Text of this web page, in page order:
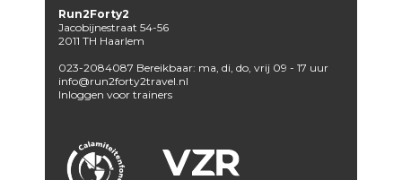
Run2Forty2
Jacobijnestraat 54-56
2011 TH Haarlem
023-2084087 Bereikbaar: ma, di, do, vrij 09 - 17 uur
info@run2forty2travel.nl
Inloggen voor trainers